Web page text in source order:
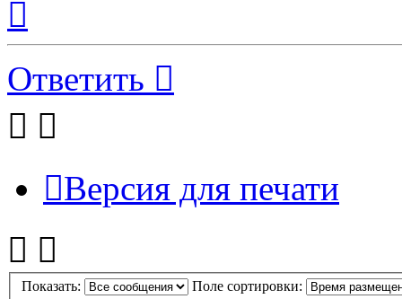
началу
Ответить
Версия для печати
Показать: Поле сортировки: